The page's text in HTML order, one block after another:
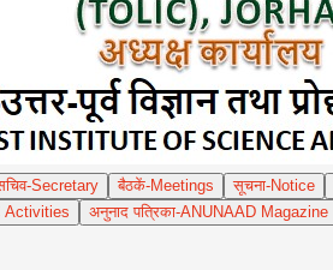
Secretary बैठकें-Meetings सूचना-Notice
Activities अनुनाद पत्रिका-ANUNAAD Magazine